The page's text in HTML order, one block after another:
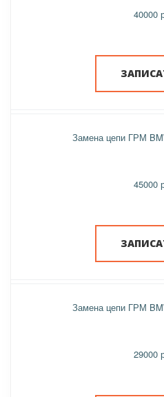
40000
Замена цепи ГРМ
45000
Замена цепи ГРМ
29000